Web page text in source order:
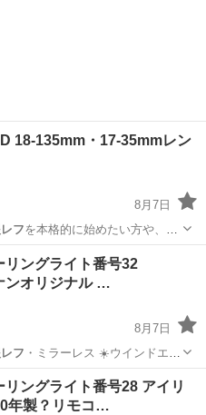
18-135mm・17-35mmレン
8月7日
フを本格的に始めたい方や、EF
リングライト番号32
ンオリジナル …
8月7日
フ ・ミラーレス ☀️ウインドエア
人
リングライト番号28 アイリ
年製？リモコ…